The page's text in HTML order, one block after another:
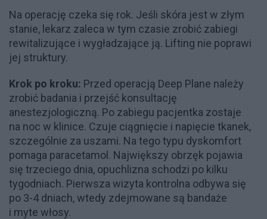
Na operację czeka się rok. Jeśli skóra jest w złym
stanie, lekarz zaleca w tym czasie zrobić zabiegi
rewitalizujące i wygładzające ją. Lifting nie poprawi
jej struktury.
Krok po kroku: Przed operacją Deep Plane należy
zrobić badania i przejść konsultację
anestezjologiczną. Po zabiegu pacjentka zostaje
na noc w klinice. Czuje ciągnięcie i napięcie tkanek,
szczególnie za uszami. Na tego typu dyskomfort
pomaga paracetamol. Największy obrzęk pojawia
się trzeciego dnia, opuchlizna schodzi po kilku
tygodniach. Pierwsza wizyta kontrolna odbywa się
po 3-4 dniach, wtedy zdejmowane są bandaże
i myte włosy.